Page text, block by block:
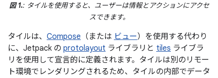
図 1.: タイルを使用すると、ユーザーは情報とアクションにアクセ
スできます。
タイルは、 Compose （または ビュー）を使用する代わり
に、Jetpack の protolayout ライブラリと tiles ライブラ
リを使用して宣言的に定義されます。タイルは別のリモー
ト環境でレンダリングされるため、タイルの内部でデータ